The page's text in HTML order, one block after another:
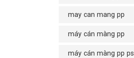
may can mang pp
máy cán màng pp
máy cán màng pp ps